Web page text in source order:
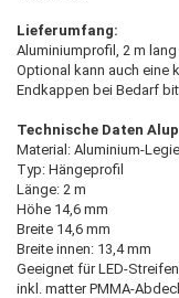
Lieferumfang:
Aluminiumprofil, 2 m
Optional kann auch eine
Endkappen bei Bedarf
Technische Daten
Material: Aluminium-
Typ: Hängeprofil
Länge: 2 m
Höhe 14,6 mm
Breite 14,6 mm
Breite innen: 13,4 mm
Geeignet für LED-
inkl. matter PMMA-